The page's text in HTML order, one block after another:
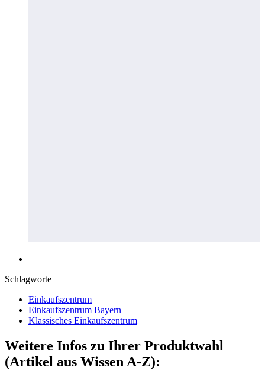
Schlagworte
Einkaufszentrum
Einkaufszentrum Bayern
Klassisches Einkaufszentrum
Weitere Infos zu Ihrer Produktwahl
(Artikel aus Wissen A-Z):